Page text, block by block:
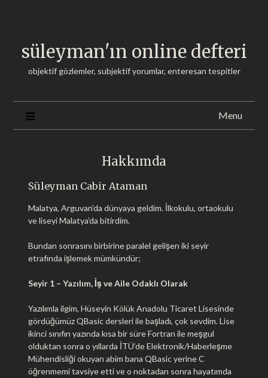
süleyman'ın online defteri
objektif gözlemler, subjektif yorumlar, enteresan tespitler
Menu
Hakkımda
Süleyman Cabir Ataman
Malatya, Arguvan’da dünyaya geldim. İlkokulu, ortaokulu
ve liseyi Malatya’da bitirdim.
Bundan sonrasını birbirine paralel gelişen iki seyir
etrafında işlemek mümkündür;
Seyir 1 – Yazılım, İş ve Aile Odaklı Olarak
Yazılımla ilgim, Hüseyin Kölük Anadolu Ticaret Lisesinde
gördüğümüz QBasic dersleri ile başladı, çok sevdim. Lise
ikinci sınıfın yazında kısa bir süre Fortran ile meşgul
olduktan sonra o yıllarda İTÜ’de Elektronik/Haberleşme
Mühendisliği okuyan abim bana QBasic yerine C
öğrenmemi tavsiye etti ve o noktadan sonra hayatımda